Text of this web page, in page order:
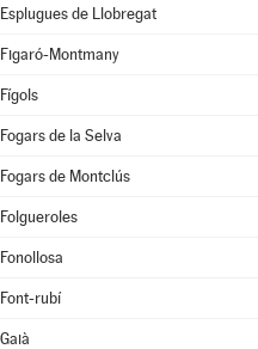
Esplugues de Llobregat
Figaró-Montmany
Fígols
Fogars de la Selva
Fogars de Montclús
Folgueroles
Fonollosa
Font-rubí
Gaià